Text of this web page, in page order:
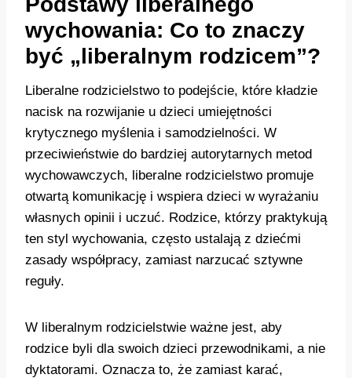
wychowania: Co to znaczy
być „liberalnym rodzicem”?
Liberalne rodzicielstwo to podejście, które kładzie
nacisk na rozwijanie u dzieci umiejętności
krytycznego myślenia i samodzielności. W
przeciwieństwie do bardziej autorytarnych metod
wychowawczych, liberalne rodzicielstwo promuje
otwartą komunikację i wspiera dzieci w wyrażaniu
własnych opinii i uczuć. Rodzice, którzy praktykują
ten styl wychowania, często ustalają z dziećmi
zasady współpracy, zamiast narzucać sztywne
reguły.
W liberalnym rodzicielstwie ważne jest, aby
rodzice byli dla swoich dzieci przewodnikami, a nie
dyktatorami. Oznacza to, że zamiast karać,